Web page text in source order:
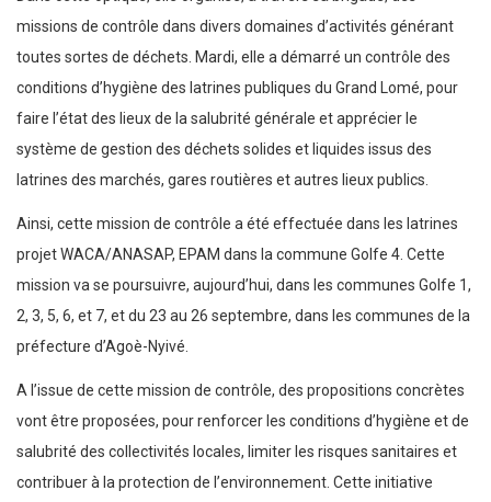
missions de contrôle dans divers domaines d’activités générant
toutes sortes de déchets. Mardi, elle a démarré un contrôle des
conditions d’hygiène des latrines publiques du Grand Lomé, pour
faire l’état des lieux de la salubrité générale et apprécier le
système de gestion des déchets solides et liquides issus des
latrines des marchés, gares routières et autres lieux publics.
Ainsi, cette mission de contrôle a été effectuée dans les latrines
projet WACA/ANASAP, EPAM dans la commune Golfe 4. Cette
mission va se poursuivre, aujourd’hui, dans les communes Golfe 1,
2, 3, 5, 6, et 7, et du 23 au 26 septembre, dans les communes de la
préfecture d’Agoè-Nyivé.
A l’issue de cette mission de contrôle, des propositions concrètes
vont être proposées, pour renforcer les conditions d’hygiène et de
salubrité des collectivités locales, limiter les risques sanitaires et
contribuer à la protection de l’environnement. Cette initiative